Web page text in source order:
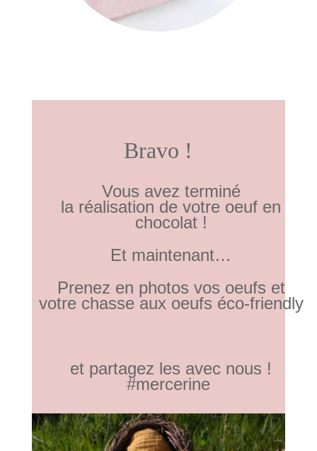
Bravo !
Vous avez terminé
la réalisation de votre oeuf en
chocolat !
Et maintenant…
Prenez en photos vos oeufs et
votre chasse aux oeufs éco-friendly
et partagez les avec nous !
#mercerine